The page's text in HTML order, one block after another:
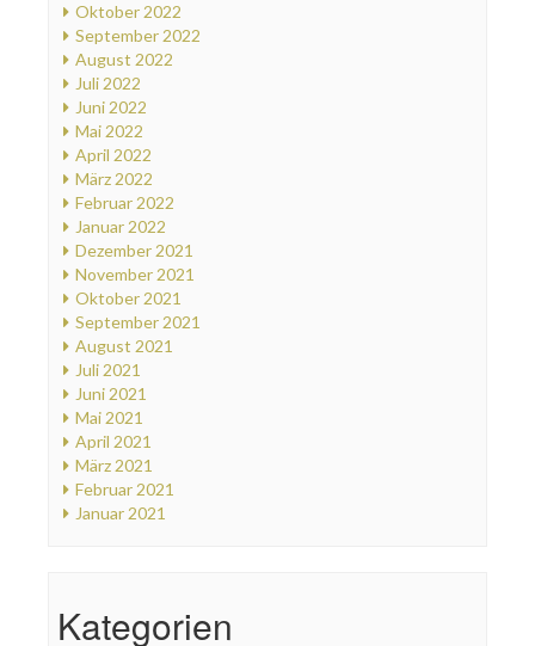
Oktober 2022
September 2022
August 2022
Juli 2022
Juni 2022
Mai 2022
April 2022
März 2022
Februar 2022
Januar 2022
Dezember 2021
November 2021
Oktober 2021
September 2021
August 2021
Juli 2021
Juni 2021
Mai 2021
April 2021
März 2021
Februar 2021
Januar 2021
Kategorien